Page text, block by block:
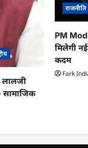
लालजी
सामाजिक
राजनीति
PM
मिलेगी
कदम
Fark